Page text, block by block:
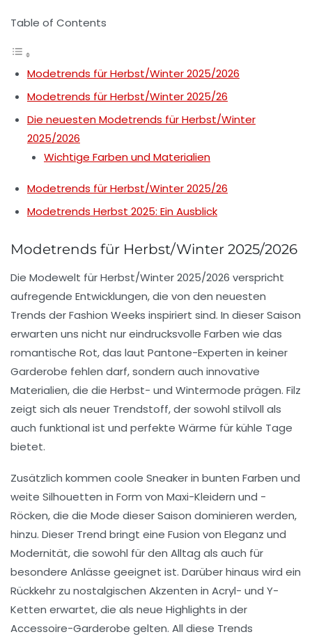
Table of Contents
Modetrends für Herbst/Winter 2025/2026
Modetrends für Herbst/Winter 2025/26
Die neuesten Modetrends für Herbst/Winter
2025/2026
Wichtige Farben und Materialien
Modetrends für Herbst/Winter 2025/26
Modetrends Herbst 2025: Ein Ausblick
Modetrends für Herbst/Winter 2025/2026
Die Modewelt für Herbst/Winter 2025/2026 verspricht
aufregende Entwicklungen, die von den neuesten
Trends derFashion Weeks inspiriert sind. In dieser Saison
erwarten uns nicht nur eindrucksvolle Farben wie das
romantische Rot, das laut Pantone-Experten in keiner
Garderobe fehlen darf, sondern auch innovative
Materialien, die die Herbst- und Wintermode prägen. Filz
zeigt sich als neuer Trendstoff, der sowohl stilvoll als
auch funktional ist und perfekte Wärme für kühle Tage
bietet.
Zusätzlich kommen coole Sneakerin bunten Farben und
weite Silhouetten in Form von Maxi-Kleidern und -
Röcken, die die Mode dieser Saison dominieren werden,
hinzu. Dieser Trend bringt eine Fusion von Eleganz und
Modernität, die sowohl für den Alltag als auch für
besondere Anlässe geeignet ist. Darüber hinaus wird ein
Rückkehr zu nostalgischen Akzenten in Acryl- und Y-
Ketten erwartet, die als neue Highlights in der
Accessoire-Garderobe gelten. All diese Trends